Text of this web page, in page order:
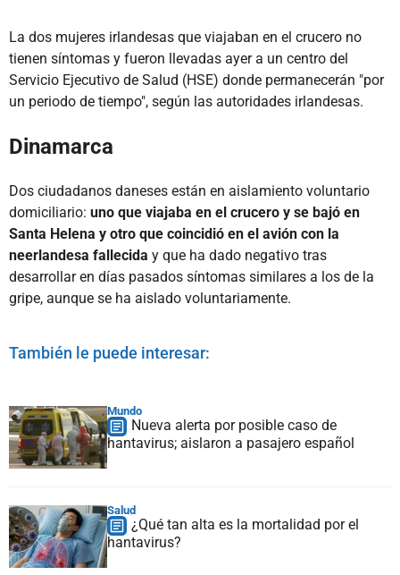
La dos mujeres irlandesas que viajaban en el crucero no
tienen síntomas y fueron llevadas ayer a un centro del
Servicio Ejecutivo de Salud (HSE) donde permanecerán "por
un periodo de tiempo", según las autoridades irlandesas.
Dinamarca
Dos ciudadanos daneses están en aislamiento voluntario
domiciliario: uno que viajaba en el crucero y se bajó en
Santa Helena y otro que coincidió en el avión con la
neerlandesa fallecida y que ha dado negativo tras
desarrollar en días pasados síntomas similares a los de la
gripe, aunque se ha aislado voluntariamente.
También le puede interesar:
Mundo
Nueva alerta por posible caso de
hantavirus; aislaron a pasajero español
Salud
¿Qué tan alta es la mortalidad por el
hantavirus?